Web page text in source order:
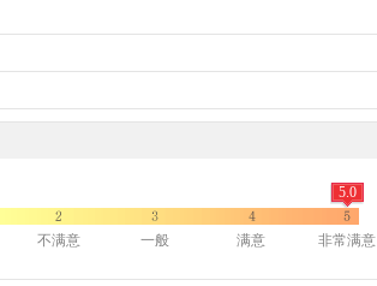
5.0
不满意 一般 满意 非常满意